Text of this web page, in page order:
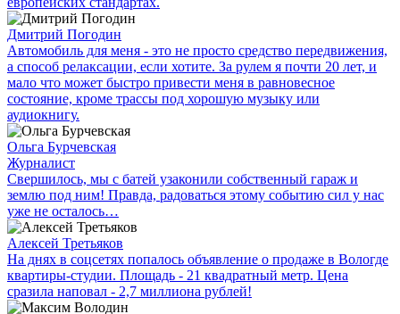
Дмитрий Погодин
Автомобиль для меня - это не просто средство передвижения,
а способ релаксации, если хотите. За рулем я почти 20 лет, и
мало что может быстро привести меня в равновесное
состояние, кроме трассы под хорошую музыку или
аудиокнигу.
Ольга Бурчевская
Журналист
Свершилось, мы с батей узаконили собственный гараж и
землю под ним! Правда, радоваться этому событию сил у нас
уже не осталось…
Алексей Третьяков
На днях в соцсетях попалось объявление о продаже в Вологде
квартиры-студии. Площадь - 21 квадратный метр. Цена
сразила наповал - 2,7 миллиона рублей!